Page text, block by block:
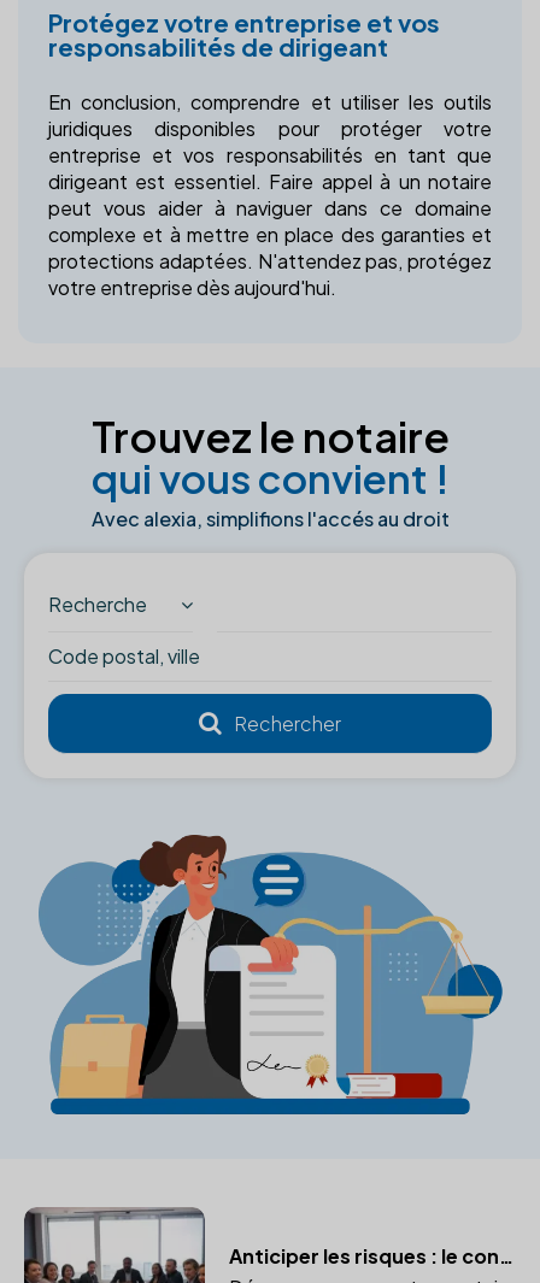
Protégez votre entreprise et vos
responsabilités de dirigeant
En conclusion, comprendre et utiliser les outils
juridiques disponibles pour protéger votre
entreprise et vos responsabilités en tant que
dirigeant est essentiel. Faire appel à un notaire
peut vous aider à naviguer dans ce domaine
complexe et à mettre en place des garanties et
protections adaptées. N'attendez pas, protégez
votre entreprise dès aujourd'hui.
Trouvez le notaire
qui vous convient !
Avec alexia, simplifions l'accés au droit
Recherche
Anticiper les risques : le conseil stratégique du notaire